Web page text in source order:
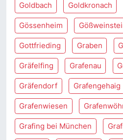
Goldbach Goldkronach
Gössenheim
Gottfrieding Graben
Gräfelfing Grafenau
Gräfendorf Grafengehaig
Grafenwiesen
Grafing bei München